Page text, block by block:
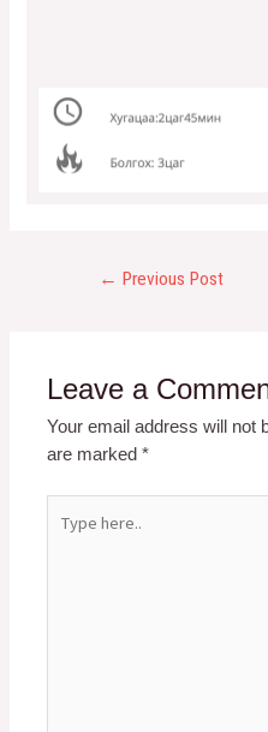
← Previous Post
Leave a
Your email address will not
are marked*